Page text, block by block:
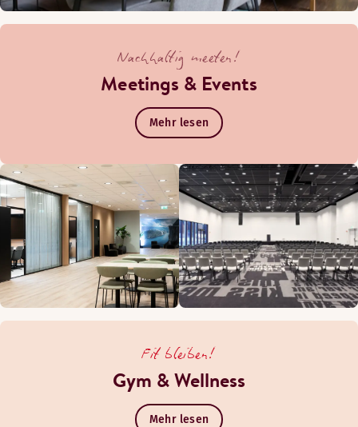
Nachhaltig meeten!
Meetings & Events
Mehr lesen
Fit bleiben!
Gym & Wellness
Mehr lesen